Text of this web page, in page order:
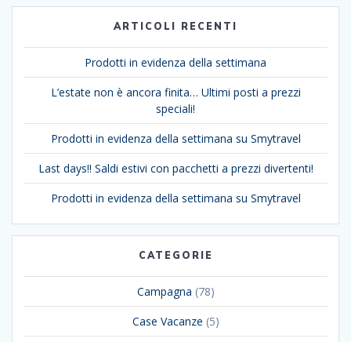
ARTICOLI RECENTI
Prodotti in evidenza della settimana
L’estate non è ancora finita… Ultimi posti a prezzi
speciali!
Prodotti in evidenza della settimana su Smytravel
Last days!! Saldi estivi con pacchetti a prezzi divertenti!
Prodotti in evidenza della settimana su Smytravel
CATEGORIE
Campagna (78)
Case Vacanze (5)